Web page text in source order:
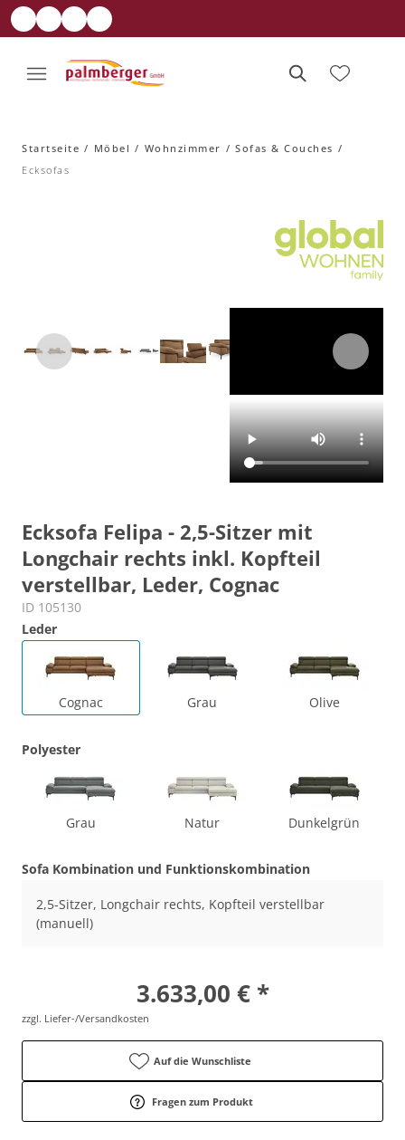
Startseite Möbel Wohnzimmer
Sofas & Couches
Ecksofas
Ecksofa Felipa - 2,5-Sitzer mit
Longchair rechts inkl. Kopfteil
verstellbar, Leder, Cognac
ID 105130
Leder
Cognac Grau Olive
Polyester
Grau Natur Dunkelgrün
Sofa Kombination und Funktionskombination
2,5-Sitzer, Longchair rechts, Kopfteil verstellbar
(manuell)
3.633,00 € *
zzgl. Liefer-/Versandkosten
Auf die Wunschliste
Fragen zum Produkt